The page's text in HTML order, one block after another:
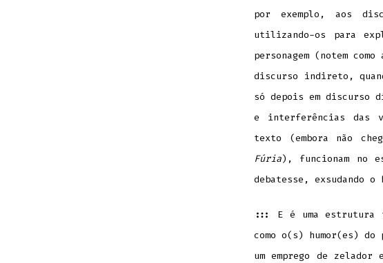
por exemplo, aos
utilizando-os para
personagem (notem
discurso indireto,
só depois em discurso
e interferências das
texto (embora não
Fúria), funcionam no
debatesse, exsudando
::: E é uma
como o(s) humor(es)
um emprego de zelador